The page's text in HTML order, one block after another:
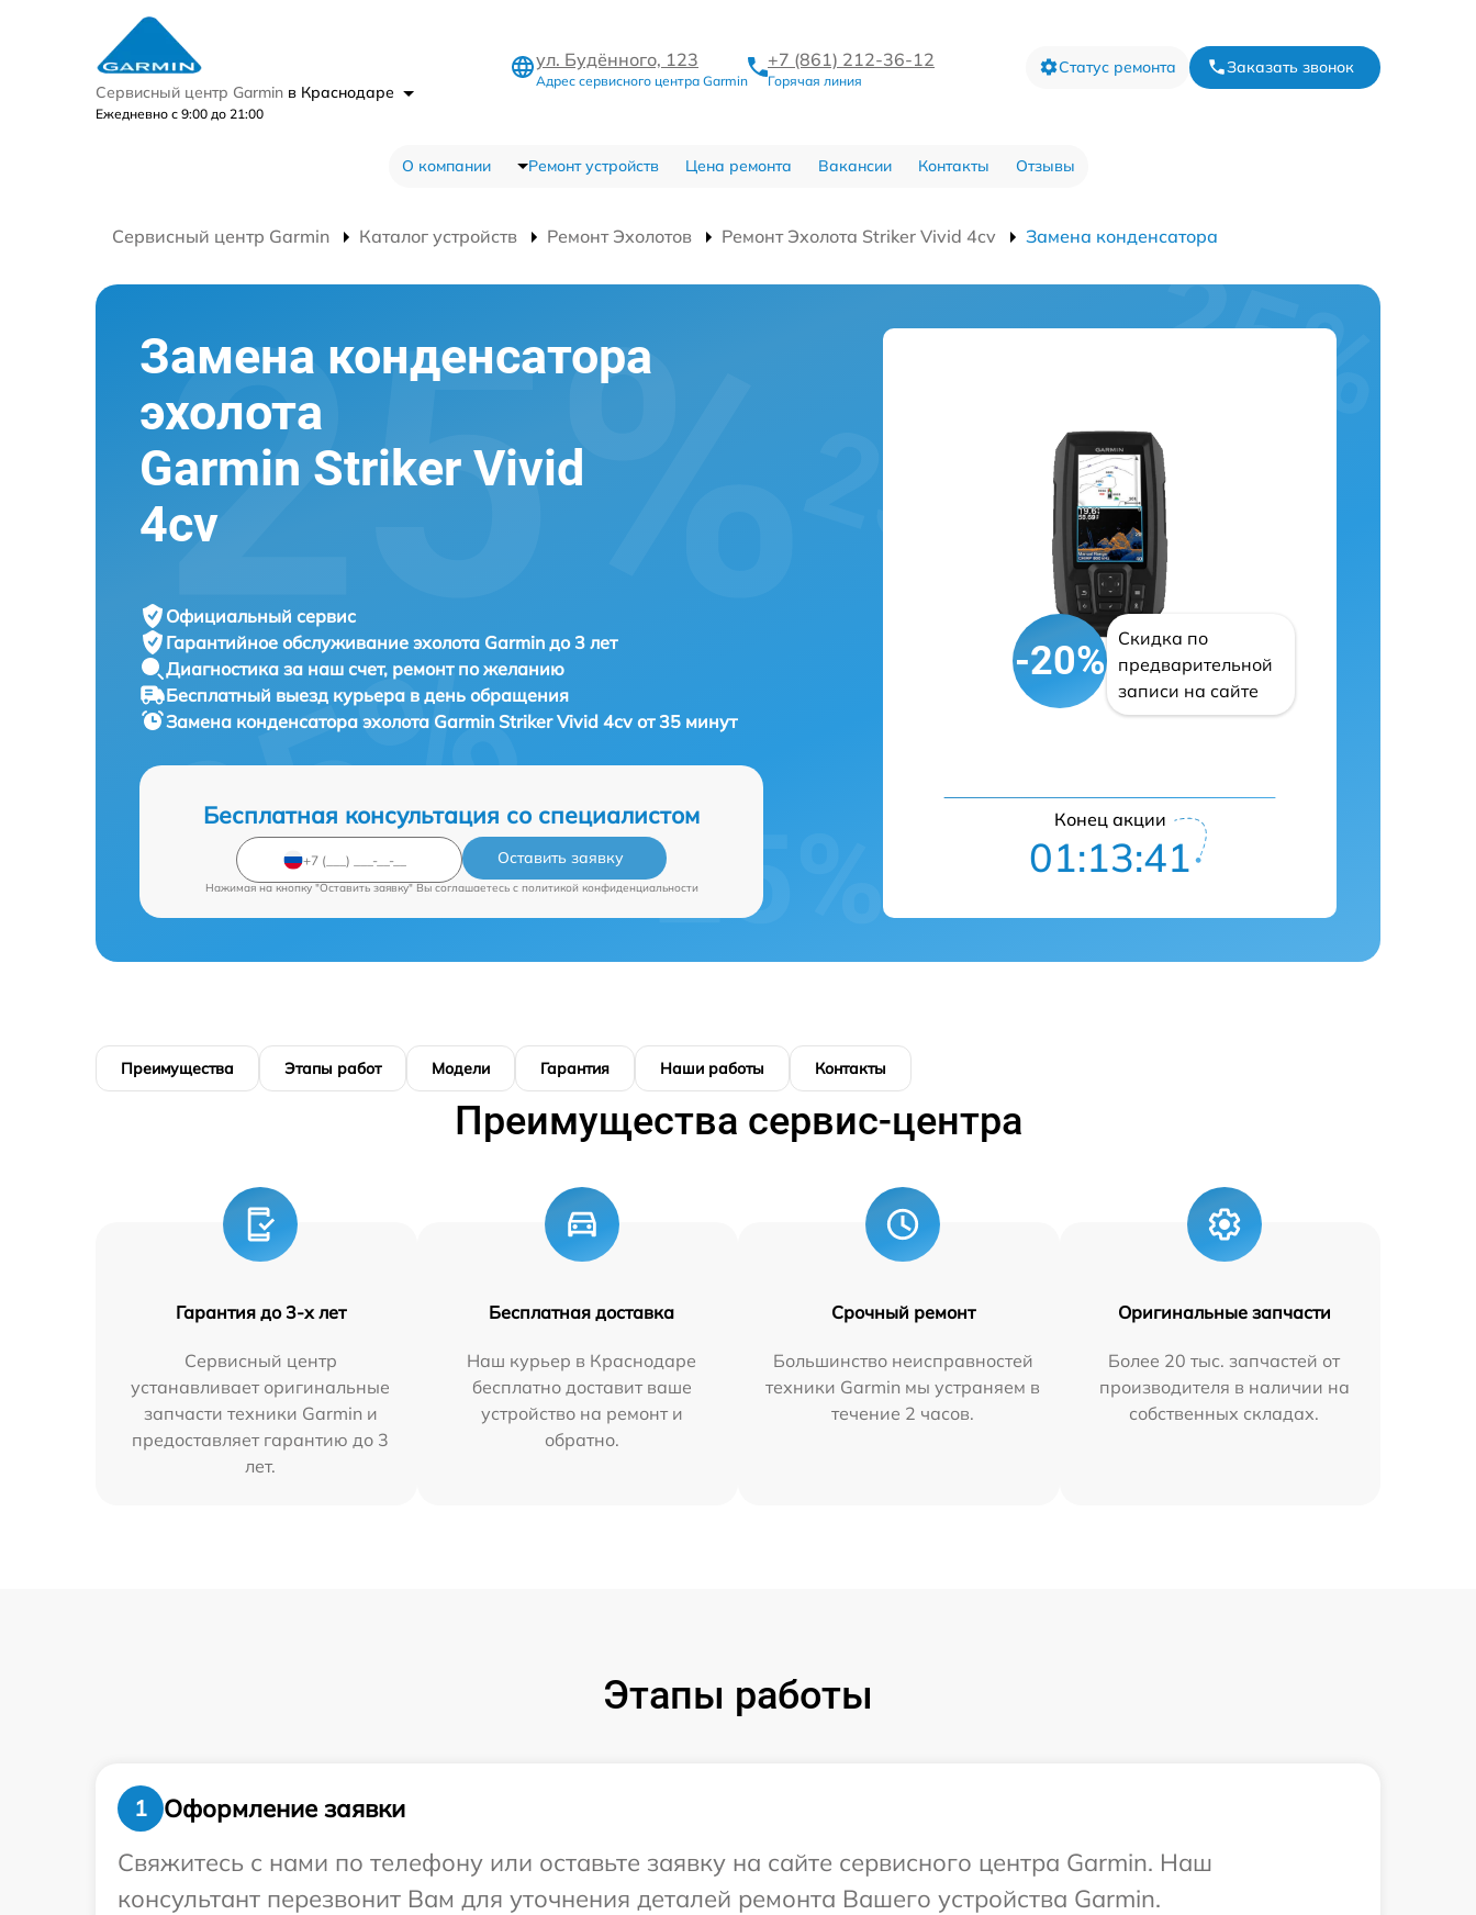
Сервисный центр Garmin в Краснодаре
Ежедневно с 9:00 до 21:00
ул. Будённого, 123
Адрес сервисного центра Garmin
+7 (861) 212-36-12
Горячая линия
Статус ремонта Заказать звонок
О компании Ремонт устройств Цена ремонта Вакансии Контакты Отзывы
Сервисный центр Garmin Каталог устройств Ремонт Эхолотов Ремонт Эхолота Striker Vivid 4cv Замена конденсатора
Замена конденсатора
эхолота
Garmin Striker Vivid
4cv
Официальный сервис
Гарантийное обслуживание эхолота Garmin до 3 лет
Диагностика за наш счет, ремонт по желанию
Бесплатный выезд курьера в день обращения
Замена конденсатора эхолота Garmin Striker Vivid 4cv от 35 минут
Бесплатная консультация со специалистом
Оставить заявку
Нажимая на кнопку "Оставить заявку" Вы соглашаетесь c политикой конфиденциальности
-20%
Скидка по
предварительной
записи на сайте
Конец акции
01:13:40
Преимущества Этапы работ Модели Гарантия Наши работы Контакты
Преимущества сервис-центра
Гарантия до 3-х лет
Сервисный центр
устанавливает оригинальные
запчасти техники Garmin и
предоставляет гарантию до 3
лет.
Бесплатная доставка
Наш курьер в Краснодаре
бесплатно доставит ваше
устройство на ремонт и
обратно.
Срочный ремонт
Большинство неисправностей
техники Garmin мы устраняем в
течение 2 часов.
Оригинальные запчасти
Более 20 тыс. запчастей от
производителя в наличии на
собственных складах.
Этапы работы
1
Оформление заявки
Свяжитесь с нами по телефону или оставьте заявку на сайте сервисного центра Garmin. Наш
консультант перезвонит Вам для уточнения деталей ремонта Вашего устройства Garmin.